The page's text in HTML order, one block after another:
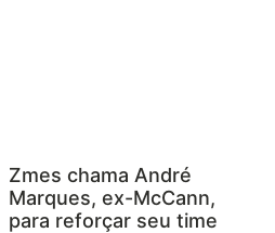
Zmes chama André
Marques, ex-McCann,
para reforçar seu time